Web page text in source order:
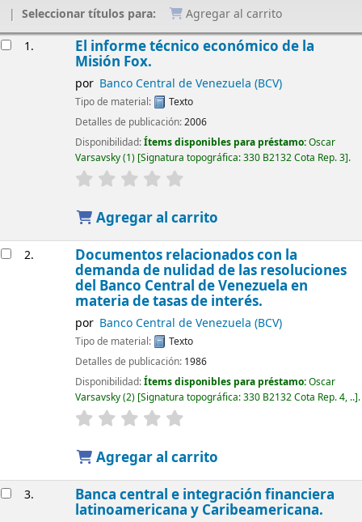
Seleccionar títulos para:
Agregar al carrito
1. El informe técnico económico de la
Misión Fox.
por Banco Central de Venezuela (BCV)
Tipo de material:
Texto
Detalles de publicación:2006
Disponibilidad:Ítems disponibles para préstamo:Oscar
Varsavsky(1) Signatura topográfica:330 B2132 Cota Rep. 3 .
Agregar al carrito
2. Documentos relacionados con la
demanda de nulidad de las resoluciones
del Banco Central de Venezuela en
materia de tasas de interés.
por Banco Central de Venezuela (BCV)
Tipo de material:
Texto
Detalles de publicación: 1986
Disponibilidad:Ítems disponibles para préstamo:Oscar
Varsavsky(2) Signatura topográfica:330 B2132 Cota Rep. 4, .. .
Agregar al carrito
3. Banca central e integración financiera
latinoamericana y Caribeamericana.